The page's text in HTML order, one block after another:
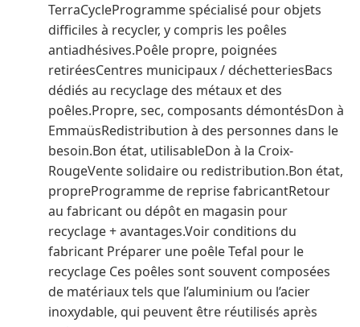
TerraCycleProgramme spécialisé pour objets
difficiles à recycler, y compris les poêles
antiadhésives.Poêle propre, poignées
retiréesCentres municipaux / déchetteriesBacs
dédiés au recyclage des métaux et des
poêles.Propre, sec, composants démontésDon à
EmmaüsRedistribution à des personnes dans le
besoin.Bon état, utilisableDon à la Croix-
RougeVente solidaire ou redistribution.Bon état,
propreProgramme de reprise fabricantRetour
au fabricant ou dépôt en magasin pour
recyclage + avantages.Voir conditions du
fabricant Préparer une poêle Tefal pour le
recyclage Ces poêles sont souvent composées
de matériaux tels que l’aluminium ou l’acier
inoxydable, qui peuvent être réutilisés après